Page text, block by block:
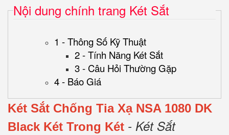
Nội dung chính trang Két Sắt
1 - Thông Số Kỹ Thuật
2 - Tính Năng Két Sắt
3 - Câu Hỏi Thường Gặp
4 - Báo Giá
Két Sắt Chống Tia Xạ NSA 1080 DK
Black Két Trong Két - Két Sắt